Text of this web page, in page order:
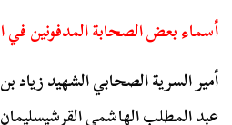
أسماء بعض الصحابة المدفونين في
أمير السرية الصحابي الشهيد زياد
عبد المطلب الهاشمي